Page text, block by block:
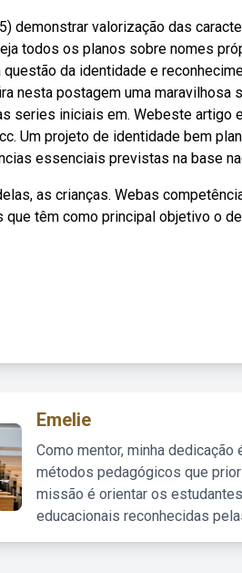
demonstrar valorização das
todos os planos sobre nomes
questão da identidade e
nesta postagem uma maravilhosa
series iniciais em. Webeste artigo
Um projeto de identidade bem
essenciais previstas na base
as crianças. Webas
têm como principal objetivo o
Emelie
Como mentor, minha
métodos pedagógicos que
missão é orientar os
educacionais reconhecidas